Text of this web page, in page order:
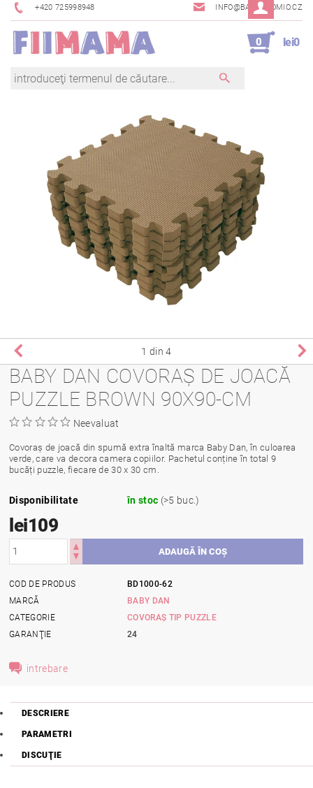
+420 725998948 INFO@BAMBINOMIO.CZ
0 lei0
1 din 4
BABY DAN COVORAȘ DE JOACĂ
PUZZLE BROWN 90X90-CM
Neevaluat
Covoraș de joacă din spumă extra înaltă marca Baby Dan, în culoarea
verde, care va decora camera copiilor. Pachetul conține în total 9
bucăți puzzle, fiecare de 30 x 30 cm.
Disponibilitate în stoc (>5 buc.)
lei109
COD DE PRODUS
BD1000-62
MARCĂ
BABY DAN
CATEGORIE
COVORAȘ TIP PUZZLE
GARANŢIE
24
intrebare
DESCRIERE
PARAMETRI
DISCUŢIE